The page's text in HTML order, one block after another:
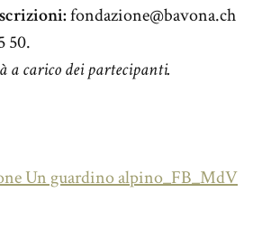
fondazione@bavona.ch
50.
a carico dei partecipanti.
Un guardino alpino_FB_MdV